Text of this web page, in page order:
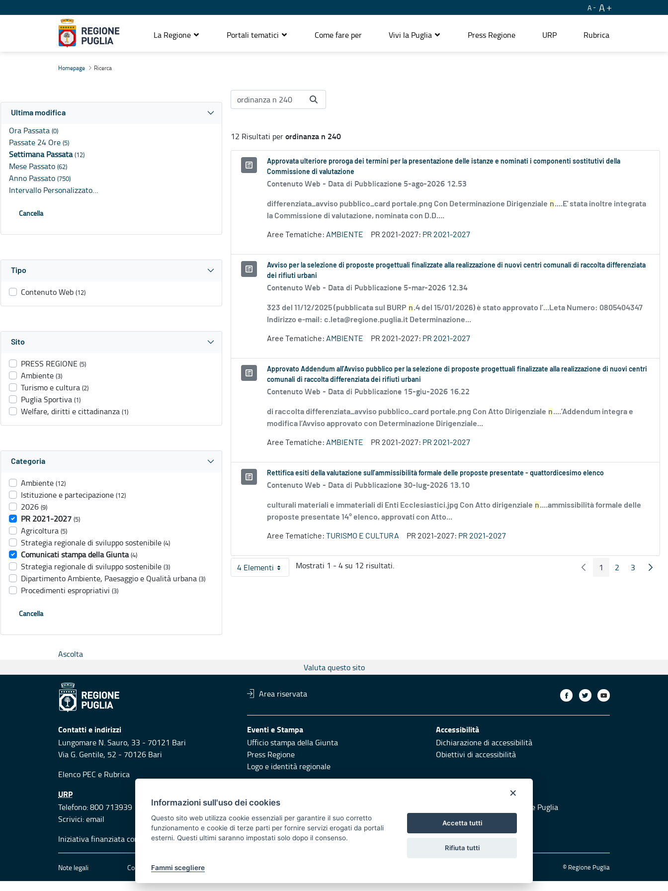
A A
La Regione Portali tematici Come fare per Vivi la Puglia Press Regione URP Rubrica
Homepage Ricerca
Ultima modifica
Ora Passata (0)
Passate 24 Ore (5)
Settimana Passata(12)
Mese Passato (62)
Anno Passato (750)
Intervallo Personalizzato…
Cancella
Tipo
Contenuto Web (12)
Sito
PRESS REGIONE (5)
Ambiente (3)
Turismo e cultura (2)
Puglia Sportiva (1)
Welfare, diritti e cittadinanza (1)
Categoria
Ambiente (12)
Istituzione e partecipazione (12)
2026 (9)
PR 2021-2027 (5)
Agricoltura (5)
Strategia regionale di sviluppo sostenibile (4)
Comunicati stampa della Giunta (4)
Strategia regionale di sviluppo sostenibile (3)
Dipartimento Ambiente, Paesaggio e Qualità urbana (3)
Procedimenti espropriativi (3)
Cancella
12 Risultati perordinanza n 240
Approvata ulteriore proroga dei termini per la presentazione delle istanze e nominati i componenti sostitutivi della
Commissione di valutazione
Contenuto Web - Data di Pubblicazione 5-ago-2026 12.53
differenziata_avviso pubblico_card portale.png Con Determinazione Dirigenziale n....E' stata inoltre integrata
la Commissione di valutazione, nominata con D.D....
Aree Tematiche: AMBIENTE PR 2021-2027: PR 2021-2027
Avviso per la selezione di proposte progettuali finalizzate alla realizzazione di nuovi centri comunali di raccolta differenziata
dei rifiuti urbani
Contenuto Web - Data di Pubblicazione 5-mar-2026 12.34
323 del 11/12/2025 (pubblicata sul BURP n.4 del 15/01/2026) è stato approvato l’...Leta Numero: 0805404347
Indirizzo e-mail: c.leta@regione.puglia.it Determinazione...
Aree Tematiche: AMBIENTE PR 2021-2027: PR 2021-2027
Approvato Addendum all’Avviso pubblico per la selezione di proposte progettuali finalizzate alla realizzazione di nuovi centri
comunali di raccolta differenziata dei rifiuti urbani
Contenuto Web - Data di Pubblicazione 15-giu-2026 16.22
di raccolta differenziata_avviso pubblico_card portale.png Con Atto Dirigenziale n....’Addendum integra e
modifica l’Avviso approvato con Determinazione Dirigenziale...
Aree Tematiche: AMBIENTE PR 2021-2027: PR 2021-2027
Rettifica esiti della valutazione sull’ammissibilità formale delle proposte presentate - quattordicesimo elenco
Contenuto Web - Data di Pubblicazione 30-lug-2026 13.10
culturali materiali e immateriali di Enti Ecclesiastici.jpg Con Atto dirigenziale n....ammissibilità formale delle
proposte presentate 14° elenco, approvati con Atto...
Aree Tematiche: TURISMO E CULTURA PR 2021-2027: PR 2021-2027
4 ElementiPer pagina
Mostrati 1 - 4 su 12 risultati. Pagina Precedente
Pagina
1 Pagina
2 Pagina
3
Ascolta
Valuta questo sito
Area riservata
Contatti e indirizzi
Lungomare N. Sauro, 33 - 70121 Bari
Via G. Gentile, 52 - 70126 Bari
Elenco PEC e Rubrica
Eventi e Stampa
Ufficio stampa della Giunta
Press Regione
Logo e identità regionale
Accessibilità
Dichiarazione di accessibilità
Obiettivi di accessibilità
URP
Telefono: 800 713939
Scrivici:email
Responsabili di pubblicazione Vai al sito di Protezione Civile Puglia
Iniziativa finanziata con risorse del POR Puglia 2014/2020 - Asse XI
Note legali Cookie e privacy © Regione Puglia
×
Informazioni sull'uso dei cookies
Questo sito web utilizza cookie essenziali per garantire il suo corretto
funzionamento e cookie di terze parti per fornire servizi erogati da portali
esterni. Questi ultimi saranno impostati solo dopo il consenso.
Fammi scegliere
Accetta tutti
Rifiuta tutti